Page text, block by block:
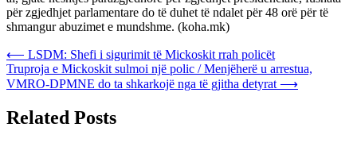
për zgjedhjet parlamentare do të duhet të ndalet për 48 orë për të
shmangur abuzimet e mundshme. (koha.mk)
Post
navigation
⟵ LSDM: Shefi i sigurimit të Mickoskit rrah policët
Truproja e Mickoskit sulmoi një polic / Menjëherë u arrestua,
VMRO-DPMNE do ta shkarkojë nga të gjitha detyrat ⟶
Related Posts